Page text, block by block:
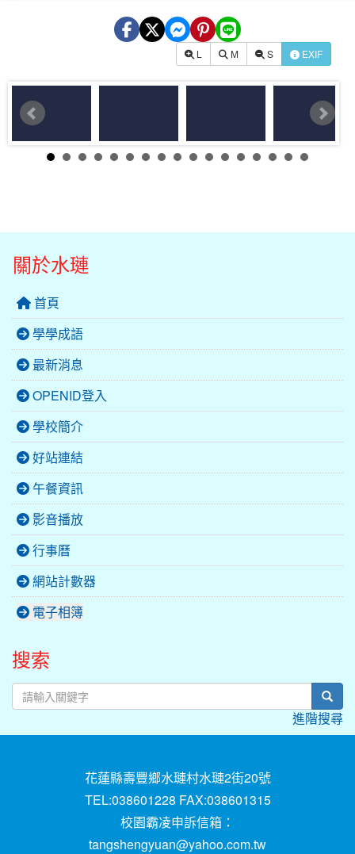
L M S EXIF
關於水璉
首頁
學學成語
最新消息
OPENID登入
學校簡介
好站連結
午餐資訊
影音播放
行事曆
網站計數器
電子相簿
搜索
進階搜尋
花蓮縣壽豐鄉水璉村水璉2街20號
TEL:038601228 FAX:038601315
校園霸凌申訴信箱：
tangshengyuan@yahoo.com.tw